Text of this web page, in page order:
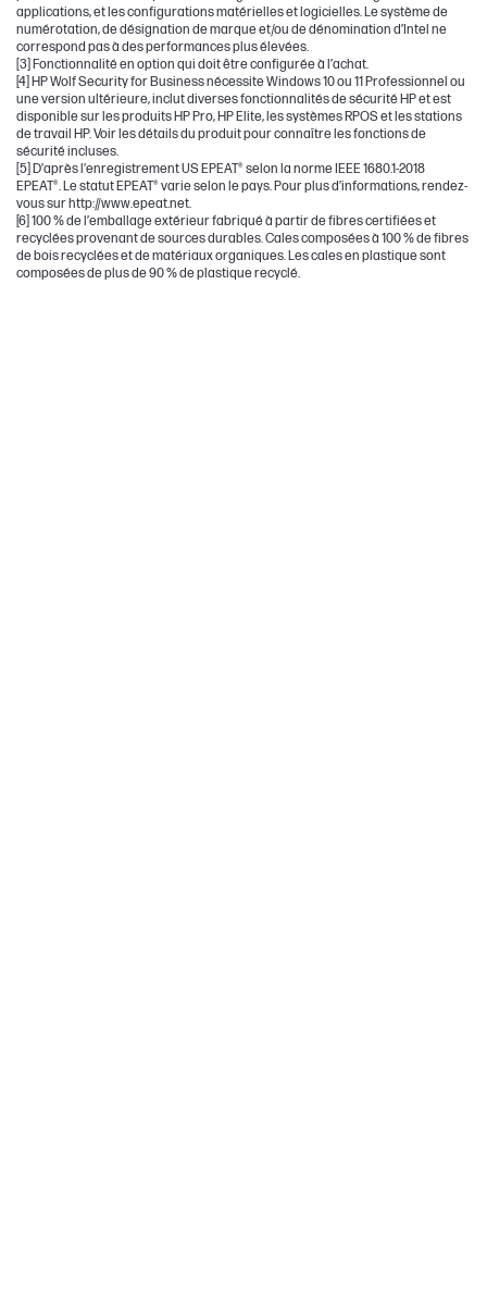
applications, et les configurations matérielles et logicielles. Le système de
numérotation, de désignation de marque et/ou de dénomination d’Intel ne
correspond pas à des performances plus élevées.
[3] Fonctionnalité en option qui doit être configurée à l’achat.
[4] HP Wolf Security for Business nécessite Windows 10 ou 11 Professionnel ou
une version ultérieure, inclut diverses fonctionnalités de sécurité HP et est
disponible sur les produits HP Pro, HP Elite, les systèmes RPOS et les stations
de travail HP. Voir les détails du produit pour connaître les fonctions de
sécurité incluses.
[5] D’après l’enregistrement US EPEAT® selon la norme IEEE 1680.1-2018
EPEAT®. Le statut EPEAT® varie selon le pays. Pour plus d’informations, rendez-
vous sur http://www.epeat.net.
[6] 100 % de l’emballage extérieur fabriqué à partir de fibres certifiées et
recyclées provenant de sources durables. Cales composées à 100 % de fibres
de bois recyclées et de matériaux organiques. Les cales en plastique sont
composées de plus de 90 % de plastique recyclé.